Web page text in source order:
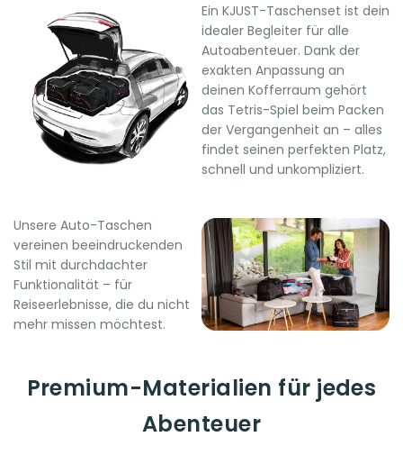
Ein KJUST-Taschenset ist dein
idealer Begleiter für alle
Autoabenteuer. Dank der
exakten Anpassung an
deinen Kofferraum gehört
das Tetris-Spiel beim Packen
der Vergangenheit an – alles
findet seinen perfekten Platz,
schnell und unkompliziert.
Unsere Auto-Taschen
vereinen beeindruckenden
Stil mit durchdachter
Funktionalität – für
Reiseerlebnisse, die du nicht
mehr missen möchtest.
Premium-Materialien für jedes
Abenteuer